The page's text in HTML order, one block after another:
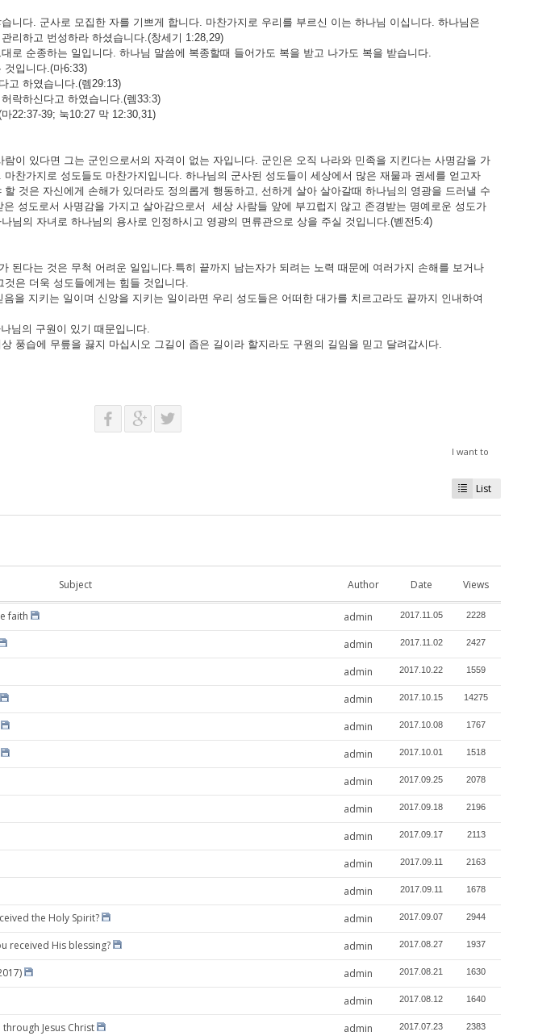
니다. 군사로 모집한 자를 기쁘게 합니다. 마찬가지로 우리를 부르신 이는 하나님 이십니다. 하나님은
리하고 번성하라 하셨습니다.(창세기 1:28,29)
로 순종하는 일입니다. 하나님 말씀에 복종할때 들어가도 복을 받고 나가도 복을 받습니다.
것입니다.(마6:33)
고 하였습니다.(렘29:13)
락하신다고 하였습니다.(렘33:3)
22:37-39; 눅10:27 막 12:30,31)
이 있다면 그는 군인으로서의 자격이 없는 자입니다. 군인은 오직 나라와 민족을 지킨다는 사명감을 가
찬가지로 성도들도 마찬가지입니다. 하나님의 군사된 성도들이 세상에서 많은 재물과 권세를 얻고자
것은 자신에게 손해가 있더라도 정의롭게 행동하고, 선하게 살아 살아갈때 하나님의 영광을 드러낼 수
성도로서 사명감을 가지고 살아감으로서 세상 사람들 앞에 부끄럽지 않고 존경받는 명예로운 성도가
님의 자녀로 하나님의 용사로 인정하시고 영광의 면류관으로 상을 주실 것입니다.(벧전5:4)
된다는 것은 무척 어려운 일입니다.특히 끝까지 남는자가 되려는 노력 때문에 여러가지 손해를 보거나
은 더욱 성도들에게는 힘들 것입니다.
을 지키는 일이며 신앙을 지키는 일이라면 우리 성도들은 어떠한 대가를 치르고라도 끝까지 인내하여
님의 구원이 있기 때문입니다.
풍습에 무릎을 끓지 마십시오 그길이 좁은 길이라 할지라도 구원의 길임을 믿고 달려갑시다.
I want to
List
Subject Author Date Views
faith admin 2017.11.05 2228
admin 2017.11.02 2427
admin 2017.10.22 1559
admin 2017.10.15 14275
admin 2017.10.08 1767
admin 2017.10.01 1518
admin 2017.09.25 2078
admin 2017.09.18 2196
admin 2017.09.17 2113
admin 2017.09.11 2163
admin 2017.09.11 1678
the Holy Spirit? admin 2017.09.07 2944
received His blessing? admin 2017.08.27 1937
admin 2017.08.21 1630
admin 2017.08.12 1640
Jesus Christ admin 2017.07.23 2383